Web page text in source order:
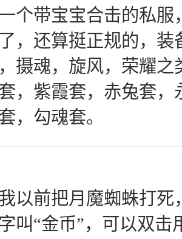
个带宝宝合击的私
，还算挺正规的，
摄魂，旋风，荣耀
，紫霞套，赤兔套
，勾魂套。
以前把月魔蜘蛛打
叫“金币”，可以双